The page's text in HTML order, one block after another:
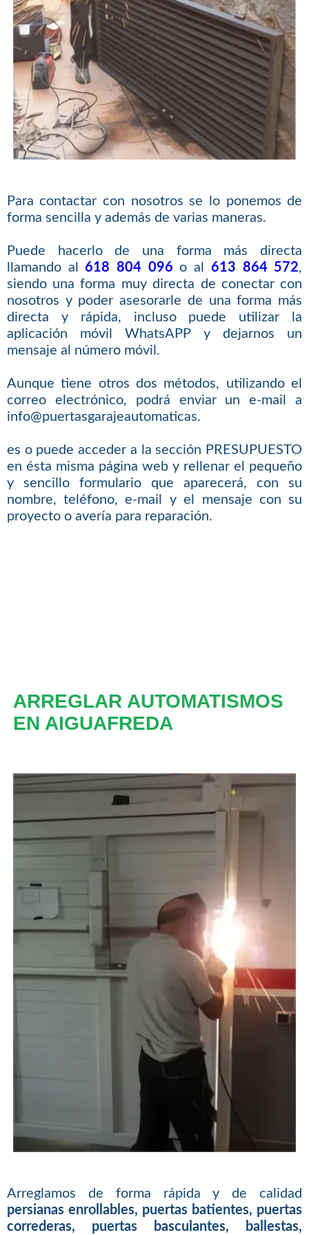
Para contactar con nosotros se lo ponemos de
forma sencilla y además de varias maneras.
Puede hacerlo de una forma más directa
llamando al618 804 096 o al 613 864 572,
siendo una forma muy directa de conectar con
nosotros y poder asesorarle de una forma más
directa y rápida, incluso puede utilizar la
aplicación móvil WhatsAPP y dejarnos un
mensaje al número móvil.
Aunque tiene otros dos métodos, utilizando el
correo electrónico, podrá enviar un e-mail a
info@puertasgarajeautomaticas.
es o puede acceder a la sección PRESUPUESTO
en ésta misma página web y rellenar el pequeño
y sencillo formulario que aparecerá, con su
nombre, teléfono, e-mail y el mensaje con su
proyecto o avería para reparación.
ARREGLAR AUTOMATISMOS
EN AIGUAFREDA
Arreglamos de forma rápida y de calidad
persianas enrollables, puertas batientes, puertas
correderas, puertas basculantes, ballestas,